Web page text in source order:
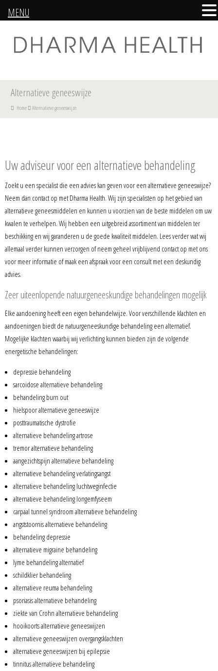
Alternatieve geneeswijze
Home Alternatieve geneeswijze
Uw adviseur voor een alternatieve behandeling
Zoekt u een specialist die een advies kan geven voor een alternatieve geneeswijze?
Neem dan contact op met Dharma Health. Wij zijn specialisten op het gebied van
alternatieve geneesmiddelen en kunnen u voorzien van de beste middelen om uw
kwalen te verhelpen. Wij hebben een uitgebreid assortiment van middelen ter
beschikking en wij garanderen u de goede kwaliteit middelen. Lees verder wat wij
allemaal verder kunnen verzorgen of neem geheel vrijblijvend contact op met ons
voor meer informatie of maak een afspraak voor een consult met een deskundig
advies.
Zeer uiteenlopende natuurgeneeskundige behandelingen mogelijk
Elke aandoening heeft een eigen behandelwijze. Voor verschillende klachten en
aandoeningen biedt de natuurgeneeskundige behandeling een alternatief.
Mogelijke klachten waarbij wij verlichting kunnen bieden zijn de volgende
energetische behandelingen:
depressie behandeling
sarcoidose alternatieve behandeling
behandeling burn out
hielspoor alternatieve geneeswijze
posttraumatische dystrofie
alternatieve behandeling artrose
tremor alternatieve behandeling
aangezichtspijn alternatieve behandeling
alternatieve behandeling verlatingsangst
alternatieve behandeling luchtweginfectie
alternatieve behandeling longemfyseem
carpaal tunnel syndroom alternatieve behandeling
angststoornis alternatieve behandeling
behandeling depressie
alternatieve migraine behandeling
lyme behandeling alternatief
schildklier behandeling
alternatieve reuma behandeling
psoriasis alternatieve behandeling
ziekte van Crohn alternatieve behandeling
hooikoorts alternatieve geneeswijzen
alternatieve geneeswijzen overgangsklachten
alternatieve geneeswijzen bij epilepsie
tinnitus alternatieve behandeling
MENU